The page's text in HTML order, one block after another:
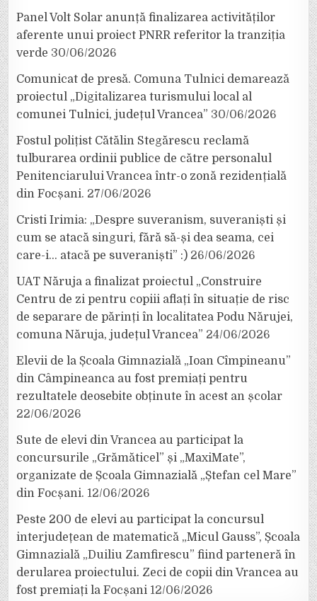
Panel Volt Solar anunță finalizarea activităților
aferente unui proiect PNRR referitor la tranziția
verde 30/06/2026
Comunicat de presă. Comuna Tulnici demarează
proiectul „Digitalizarea turismului local al
comunei Tulnici, județul Vrancea” 30/06/2026
Fostul polițist Cătălin Stegărescu reclamă
tulburarea ordinii publice de către personalul
Penitenciarului Vrancea într-o zonă rezidențială
din Focșani. 27/06/2026
Cristi Irimia: „Despre suveranism, suveraniști și
cum se atacă singuri, fără să-și dea seama, cei
care-i… atacă pe suveraniști” :) 26/06/2026
UAT Năruja a finalizat proiectul „Construire
Centru de zi pentru copiii aflați în situație de risc
de separare de părinți în localitatea Podu Nărujei,
comuna Năruja, județul Vrancea” 24/06/2026
Elevii de la Școala Gimnazială „Ioan Cîmpineanu”
din Câmpineanca au fost premiați pentru
rezultatele deosebite obținute în acest an școlar
22/06/2026
Sute de elevi din Vrancea au participat la
concursurile „Grămăticel” și „MaxiMate”,
organizate de Școala Gimnazială „Ștefan cel Mare”
din Focșani. 12/06/2026
Peste 200 de elevi au participat la concursul
interjudețean de matematică „Micul Gauss”, Școala
Gimnazială „Duiliu Zamfirescu” fiind parteneră în
derularea proiectului. Zeci de copii din Vrancea au
fost premiați la Focșani 12/06/2026